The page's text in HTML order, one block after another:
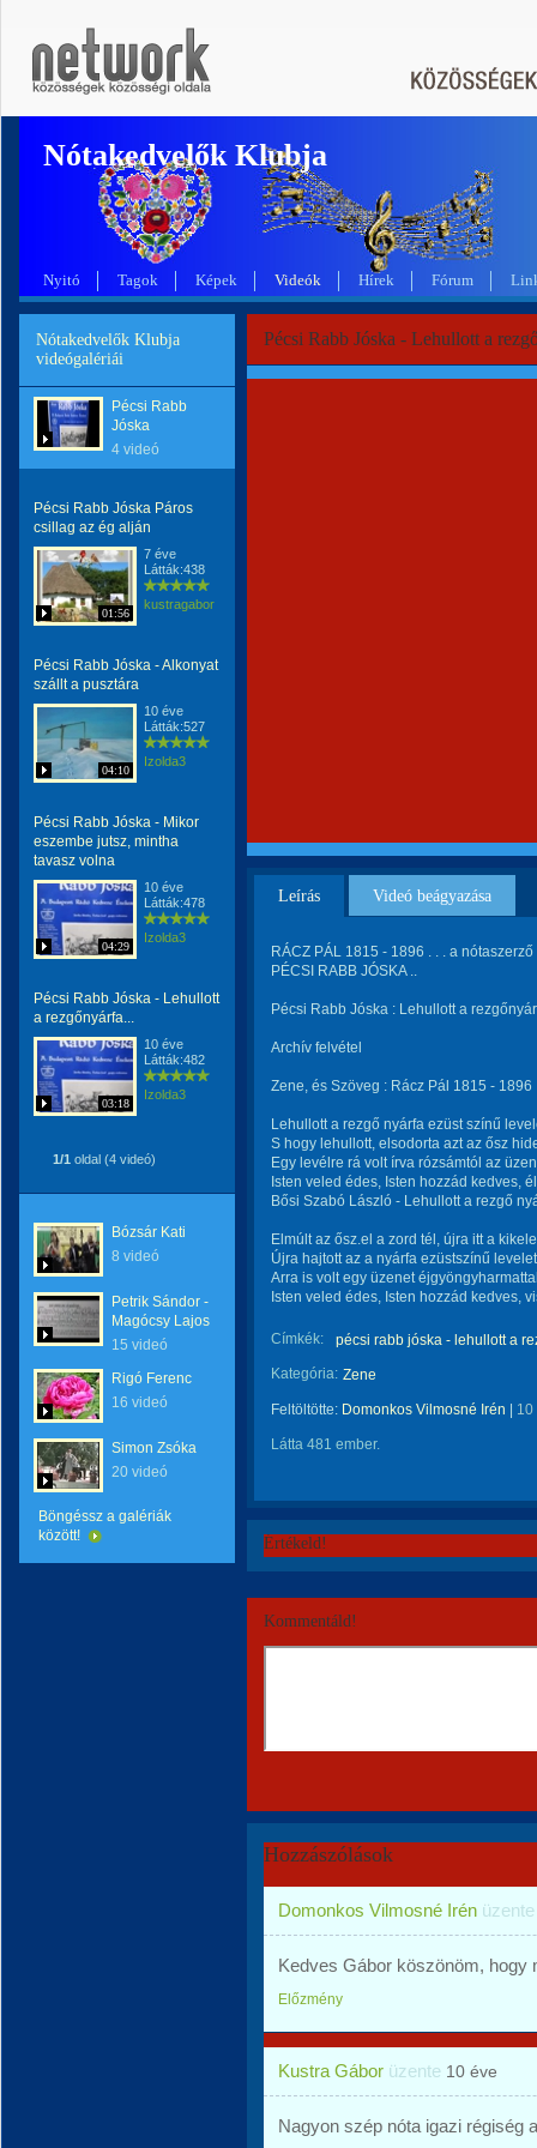
Nótakedvelők Klubja
Nyitó Tagok Képek Videók Hírek Fórum
Nótakedvelők Klubja
videógalériái
Pécsi Rabb
Jóska
4 videó
Pécsi Rabb Jóska Páros
csillag az ég alján
01:56
7 éve
Látták:438
kustragabor
Pécsi Rabb Jóska - Alkonyat
szállt a pusztára
04:10
10 éve
Látták:527
Izolda3
Pécsi Rabb Jóska - Mikor
eszembe jutsz, mintha
tavasz volna
04:29
10 éve
Látták:478
Izolda3
Pécsi Rabb Jóska - Lehullott
a rezgőnyárfa...
03:18
10 éve
Látták:482
Izolda3
1/1 oldal (4 videó)
Bózsár Kati
8 videó
Petrik Sándor -
Magócsy Lajos
15 videó
Rigó Ferenc
16 videó
Simon Zsóka
20 videó
Böngéssz a galériák
között!
Pécsi Rabb Jóska - Lehullott a
Leírás Videó beágyazása
RÁCZ PÁL 1815 - 1896 . . . a nótaszerző
PÉCSI RABB JÓSKA ..
Pécsi Rabb Jóska : Lehullott a
Archív felvétel
Zene, és Szöveg : Rácz Pál 1815 - 1896
Lehullott a rezgő nyárfa ezüst színű
S hogy lehullott, elsodorta azt az ősz
Egy levélre rá volt írva rózsámtól az
Isten veled édes, Isten hozzád kedves,
Bősi Szabó László - Lehullott a rezgő
Elmúlt az ősz.el a zord tél, újra itt a
Újra hajtott az a nyárfa ezüstszínű
Arra is volt egy üzenet
Isten veled édes, Isten hozzád kedves,
Címkék:
pécsi rabb jóska - lehullott a
Kategória: Zene
Feltöltötte: Domonkos Vilmosné Irén 10
Látta 481 ember.
Értékeld!
Kommentáld!
Hozzászólások
Domonkos Vilmosné Irén
Kedves Gábor köszönöm, hogy
Előzmény
Kustra Gábor üzente 10 éve
Nagyon szép nóta igazi régiség